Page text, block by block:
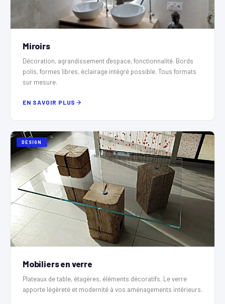
Miroirs
Décoration, agrandissement d'espace, fonctionnalité. Bords
polis, formes libres, éclairage intégré possible. Tous formats
sur mesure.
EN SAVOIR PLUS
DESIGN
Mobiliers en verre
Plateaux de table, étagères, éléments décoratifs. Le verre
apporte légèreté et modernité à vos aménagements intérieurs.